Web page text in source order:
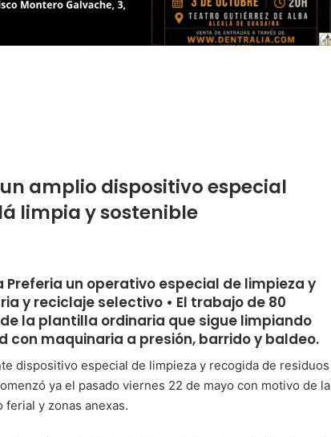
amplio dispositivo especial
limpia y sostenible
un operativo especial de limpieza y
y reciclaje selectivo • El trabajo de 80
la plantilla ordinaria que sigue limpiando
maquinaria a presión, barrido y baldeo.
dispositivo especial de limpieza y recogida de residuos
ya el pasado viernes 22 de mayo con motivo de la
y zonas anexas.